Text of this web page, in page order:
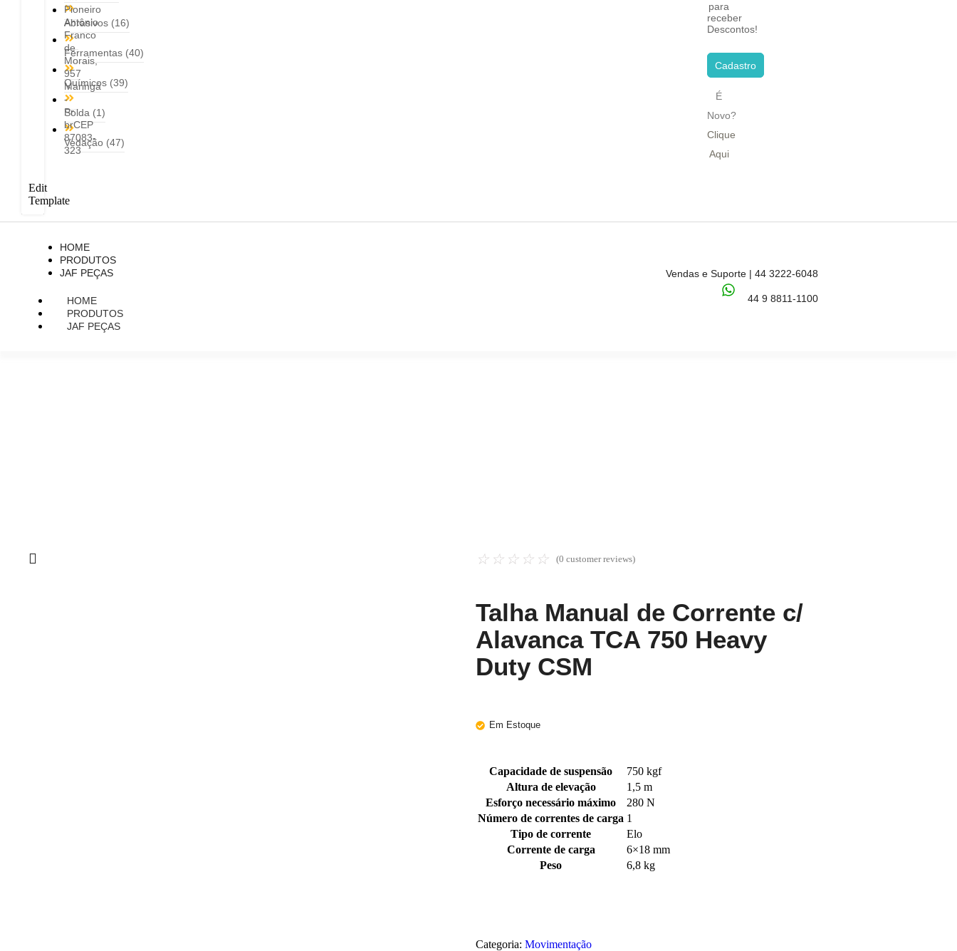
Abrasivos (16)
Ferramentas (40)
Químicos (39)
Solda (1)
Vedação (47)
Pioneiro
Antônio
Franco
de
Morais,
957
Maringá
-
Pr
brCEP
87083-
323
Edit
Template
para
receber
Descontos!
Cadastro
É
Novo?
Clique
Aqui
HOME
PRODUTOS
JAF PEÇAS
HOME
PRODUTOS
JAF PEÇAS
Vendas e Suporte | 44 3222-6048
44 9 8811-1100
☆ ☆ ☆ ☆ ☆ (0 customer reviews)
Talha Manual de Corrente c/
Alavanca TCA 750 Heavy
Duty CSM
Em Estoque
Capacidade de suspensão
750 kgf
Altura de elevação
1,5 m
Esforço necessário máximo
280 N
Número de correntes de carga 1
Tipo de corrente
Elo
Corrente de carga
6×18 mm
Peso
6,8 kg
Categoria: Movimentação